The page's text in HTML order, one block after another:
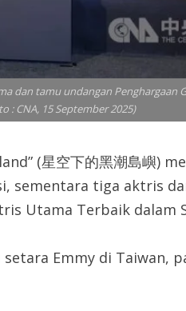
dan tamu undangan Penghargaan
: CNA, 15 September 2025)
(星空下的黑潮島嶼)
sementara tiga aktris
Utama Terbaik dalam
Emmy di Taiwan,